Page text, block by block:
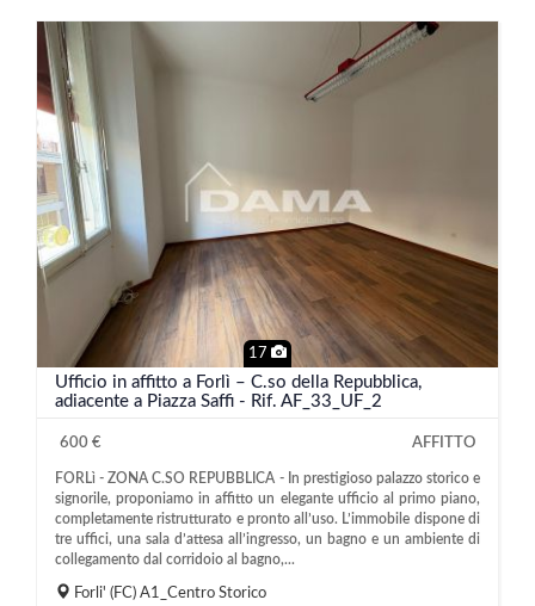
17
Ufficio in affitto a Forlì – C.so della Repubblica,
adiacente a Piazza Saffi - Rif. AF_33_UF_2
600 € AFFITTO
FORLì - ZONA C.SO REPUBBLICA - In prestigioso palazzo storico e
signorile, proponiamo in affitto un elegante ufficio al primo piano,
completamente ristrutturato e pronto all’uso. L’immobile dispone di
tre uffici, una sala d’attesa all’ingresso, un bagno e un ambiente di
collegamento dal corridoio al bagno,...
Forli' (FC) A1_Centro Storico